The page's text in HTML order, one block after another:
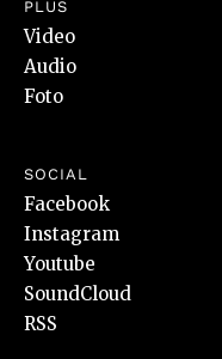
PLUS
Video
Audio
Foto
SOCIAL
Facebook
Instagram
Youtube
SoundCloud
RSS